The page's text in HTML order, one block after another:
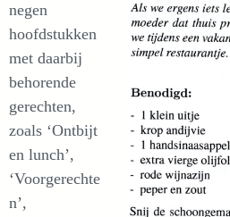
negen
hoofdstukken
met daarbij
behorende
gerechten,
zoals ‘Ontbijt
en lunch’,
‘Voorgerechte
n’,